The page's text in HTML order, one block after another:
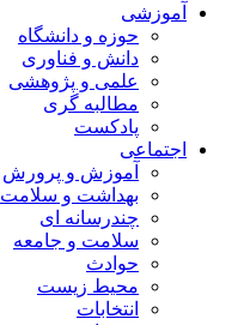
آموزشی
حوزه و دانشگاه
دانش و فناوری
علمی و پژوهشی
مطالبه گری
پادکست
اجتماعی
آموزش و پرورش
بهداشت و سلامت
چندرسانه ای
سلامت و جامعه
حوادث
محیط زیست
انتخابات